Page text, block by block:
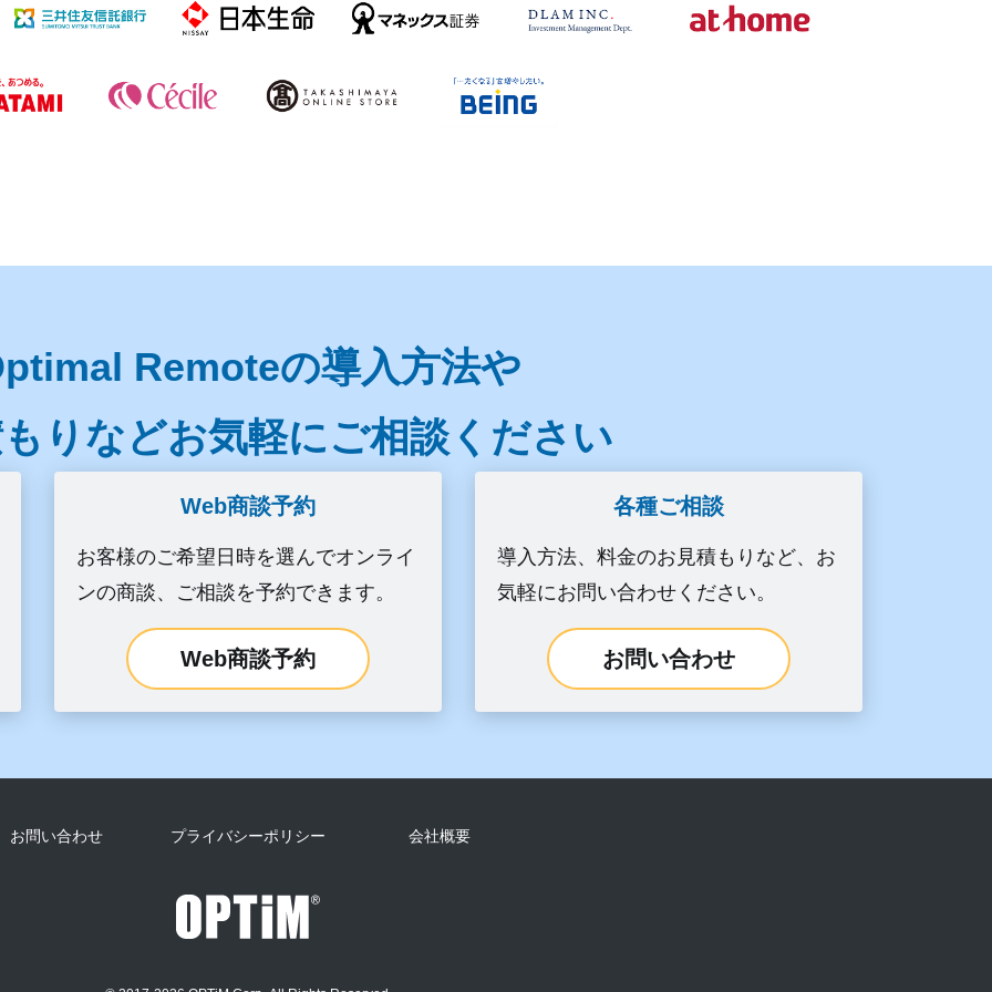
Remoteの導入方法や
りなどお気軽にご相談ください
Web商談予約
お客様のご希望日時を選んでオンライ
ンの商談、ご相談を予約できます。
Web商談予約
各種ご相談
導入方法、料金のお見積もりなど、お
気軽にお問い合わせください。
お問い合わせ
お問い合わせ プライバシーポリシー 会社概要